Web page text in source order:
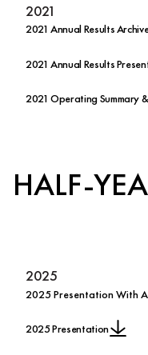
2021
2021 Annual Results
2021 Annual Results
2021 Operating Summary
HALF-
2025
2025 Presentation With
2025 Presentation